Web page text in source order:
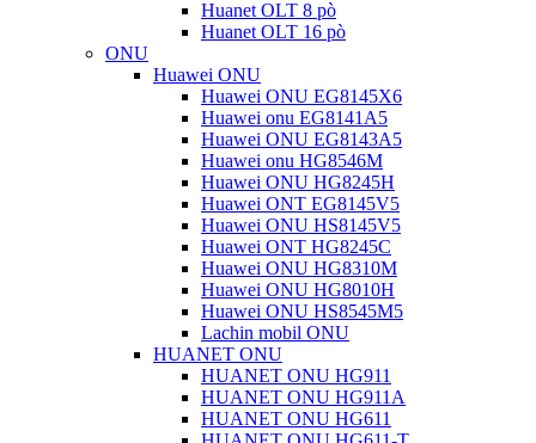
Huanet OLT 8 pò
Huanet OLT 16 pò
ONU
Huawei ONU
Huawei ONU EG8145X6
Huawei onu EG8141A5
Huawei ONU EG8143A5
Huawei onu HG8546M
Huawei ONU HG8245H
Huawei ONT EG8145V5
Huawei ONU HS8145V5
Huawei ONT HG8245C
Huawei ONU HG8310M
Huawei ONU HG8010H
Huawei ONU HS8545M5
Lachin mobil ONU
HUANET ONU
HUANET ONU HG911
HUANET ONU HG911A
HUANET ONU HG611